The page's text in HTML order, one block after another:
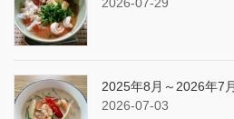
2025年8月～2026年7
2026-07-03